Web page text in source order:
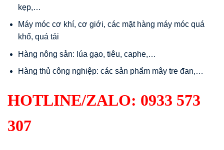
kẹp,…
Máy móc cơ khí, cơ giới, các mặt hàng máy móc quá
khổ, quá tải
Hàng nông sản: lúa gạo, tiêu, caphe,…
Hàng thủ công nghiệp: các sản phẩm mây tre đan,…
HOTLINE/ZALO: 0933 573
307